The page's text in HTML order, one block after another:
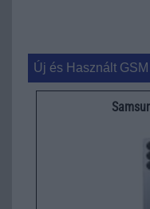
Új és Használt